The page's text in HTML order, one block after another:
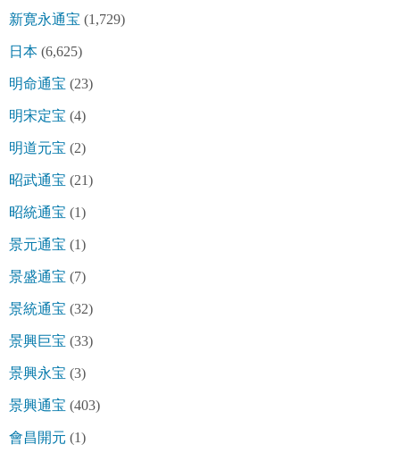
新寛永通宝 (1,729)
日本 (6,625)
明命通宝 (23)
明宋定宝 (4)
明道元宝 (2)
昭武通宝 (21)
昭統通宝 (1)
景元通宝 (1)
景盛通宝 (7)
景統通宝 (32)
景興巨宝 (33)
景興永宝 (3)
景興通宝 (403)
會昌開元 (1)